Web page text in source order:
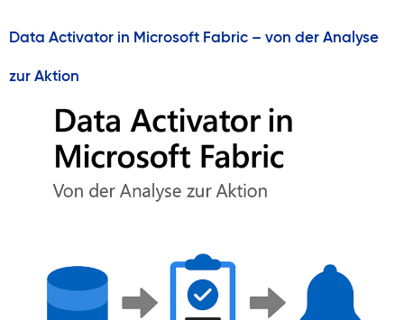
Data Activator in Microsoft Fabric – von der Analyse
zur Aktion